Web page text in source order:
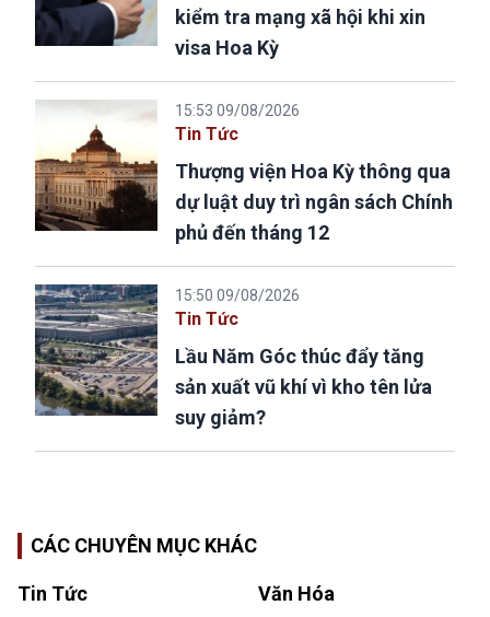
kiểm tra mạng xã hội khi xin
visa Hoa Kỳ
15:53 09/08/2026
Tin Tức
Thượng viện Hoa Kỳ thông qua
dự luật duy trì ngân sách Chính
phủ đến tháng 12
15:50 09/08/2026
Tin Tức
Lầu Năm Góc thúc đẩy tăng
sản xuất vũ khí vì kho tên lửa
suy giảm?
CÁC CHUYÊN MỤC KHÁC
Tin Tức Văn Hóa